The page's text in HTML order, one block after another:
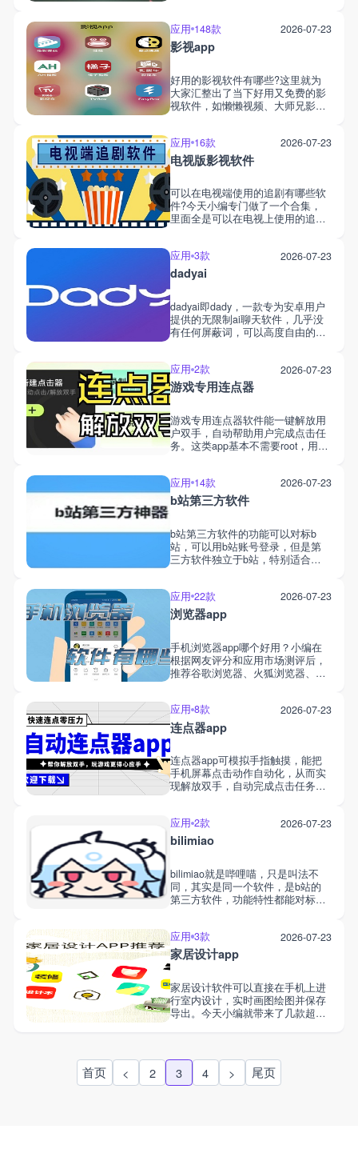
频、大师兄影视、天空视频、小柿
子、小柠檬等等，这里不一一举
例，这类都可以追剧。并且这些
下，直接追剧哦。
应用 148款 2026-07-23
影视app
好用的影视软件有哪些?这里就为
大家汇整出了当下好用又免费的影
视软件，如懒懒视频、大师兄影
源，不管是看国产剧、韩剧、日
剧、泰剧还是欧美剧等都可以，支
持观看vip影片的同时会及时更新剧
在追剧时还可以投屏、缓存等，有
的还支持在手机和电视双端安装使
用。
应用 16款 2026-07-23
电视版影视软件
可以在电视端使用的追剧有哪些软
件?今天小编专门做了一个合集，
里面全是可以在电视上使用的追剧
包括在内，里面所有影片一律无广
告，除了看电视外，还能看到最新
电视直播，兼具地方卫视、网剧还
有直播功能，能满足用户不同的追
剧需求。
应用 3款 2026-07-23
dadyai
dadyai即dady，一款专为安卓用户
提供的无限制ai聊天软件，几乎没
有任何屏蔽词，可以高度自由的与
可以与真人媲美，大家还能随意切
换聊天模型、制定特定场景与喜欢
的ai互交。在超逼真的环境中，打
造专属虚拟ai伴侣。
应用 2款 2026-07-23
游戏专用连点器
游戏专用连点器软件能一键解放用
户双手，自动帮助用户完成点击任
务。这类app基本不需要root，用户
而帮助大家提高游戏通过速度。连
点器使用全程都很安全，游戏迷们
可以放心使用。
应用 14款 2026-07-23
b站第三方软件
b站第三方软件的功能可以对标b
站，可以用b站账号登录，但是第
三方软件独立于b站，特别适合低
可以同步b站的播放记录、关注列
表、个人帖子等，但是去除了会
员，能直接免费使用。第三方软件
收藏、弹幕等功能，对手机设备的
要求也更低。
应用 22款 2026-07-23
浏览器app
手机浏览器app哪个好用？小编在
根据网友评分和应用市场测评后，
推荐谷歌浏览器、火狐浏览器、
型，为用户提供了安全、极速、稳
定的搜索平台，大家能设置个性化
界面，搜索一切想要的内容。
应用 8款 2026-07-23
连点器app
连点器app可模拟手指触摸，能把
手机屏幕点击动作自动化，从而实
现解放双手，自动完成点击任务。
同领域，大家可自由设置手势组
合，定时触发点击命令，让事情可
以事半功倍。
应用 2款 2026-07-23
bilimiao
bilimiao就是哔哩喵，只是叫法不
同，其实是同一个软件，是b站的
第三方软件，功能特性都能对标b
剧、影视、音乐、游戏、美妆等等
不同领域，也入驻了超多的up主，
里面的视频和帖子更新也超及时，
用户可以自由关注，下载视频，在
追番的同时与平台上其他人互动交
流。
应用 3款 2026-07-23
家居设计app
家居设计软件可以直接在手机上进
行室内设计，实时画图绘图并保存
导出。今天小编就带来了几款超好
入了ai大模型，可以一键生图并导
出，为用户带去了一站式的家居设
计服务。
首页 < 2 3 4 > 尾页